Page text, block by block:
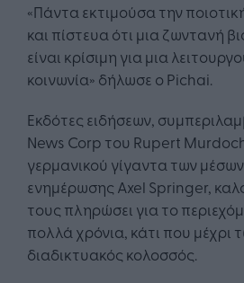
«Πάντα εκτιμούσα την
και πίστευα ότι μια ζωντανή
είναι κρίσιμη για μια
κοινωνία» δήλωσε ο Pichai.
Εκδότες ειδήσεων,
News Corp του Rupert
γερμανικού γίγαντα των
ενημέρωσης Axel Springer,
τους πληρώσει για το
πολλά χρόνια, κάτι που μέχρι
διαδικτυακός κολοσσός.